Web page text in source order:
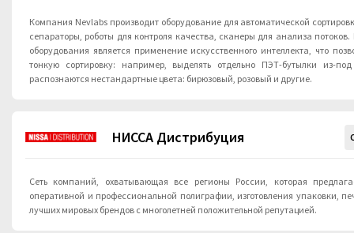
Компания Nevlabs производит оборудование для автоматической
сепараторы, роботы для контроля качества, сканеры для анализа потоков.
оборудования является применение искусственного интеллекта, что
тонкую сортировку: например, выделять отдельно ПЭТ-бутылки из-
распознаются нестандартные цвета: бирюзовый, розовый и другие.
НИССА Дистрибуция
Cеть компаний, охватывающая все регионы России, которая
оперативной и профессиональной полиграфии, изготовления упаковки,
лучших мировых брендов с многолетней положительной репутацией.